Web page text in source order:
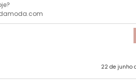
22 de junho